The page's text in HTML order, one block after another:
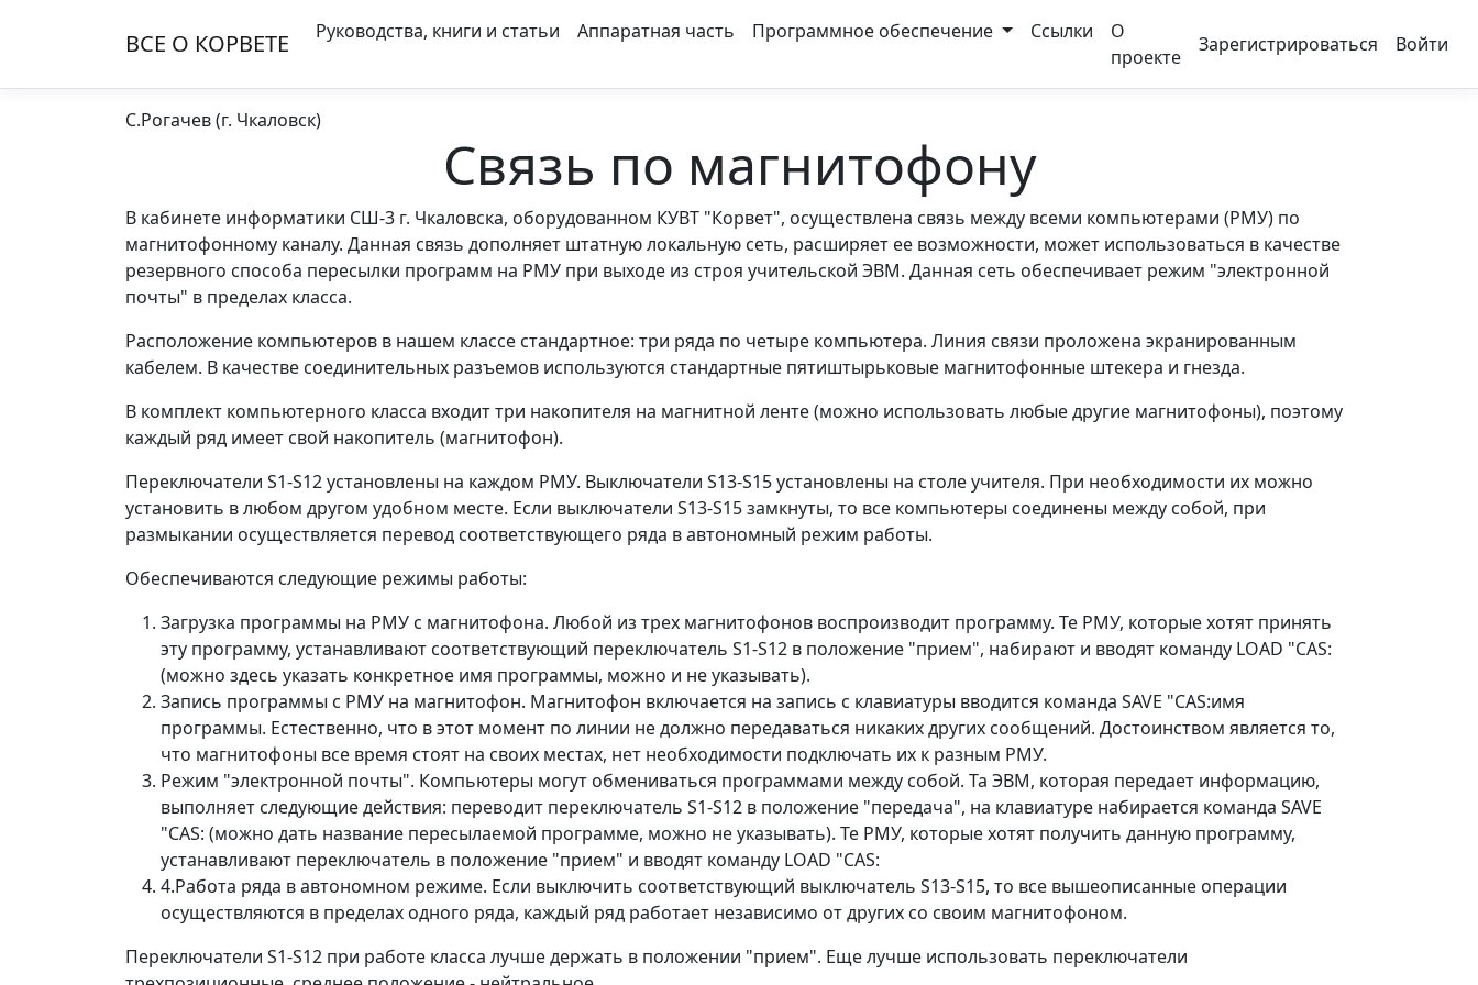
ВСЕ О КОРВЕТE Руководства, книги и статьи Аппаратная часть Программное обеспечение Ссылки
О
проекте
Зарегистрироваться Войти
С.Рогачев (г. Чкаловск)
Связь по магнитофону
В кабинете информатики СШ-3 г. Чкаловска, оборудованном КУВТ "Корвет", осуществлена связь между всеми компьютерами (РМУ) по
магнитофонному каналу. Данная связь дополняет штатную локальную сеть, расширяет ее возможности, может использоваться в качестве
резервного способа пересылки программ на РМУ при выходе из строя учительской ЭВМ. Данная сеть обеспечивает режим "электронной
почты" в пределах класса.
Расположение компьютеров в нашем классе стандартное: три ряда по четыре компьютера. Линия связи проложена экранированным
кабелем. В качестве соединительных разъемов используются стандартные пятиштырьковые магнитофонные штекера и гнезда.
В комплект компьютерного класса входит три накопителя на магнитной ленте (можно использовать любые другие магнитофоны), поэтому
каждый ряд имеет свой накопитель (магнитофон).
Переключатели S1-S12 установлены на каждом РМУ. Выключатели S13-S15 установлены на столе учителя. При необходимости их можно
установить в любом другом удобном месте. Если выключатели S13-S15 замкнуты, то все компьютеры соединены между собой, при
размыкании осуществляется перевод соответствующего ряда в автономный режим работы.
Обеспечиваются следующие режимы работы:
Загрузка программы на РМУ с магнитофона. Любой из трех магнитофонов воспроизводит программу. Те РМУ, которые хотят принять
эту программу, устанавливают соответствующий переключатель S1-S12 в положение "прием", набирают и вводят команду LOAD "CAS:
(можно здесь указать конкретное имя программы, можно и не указывать).
Запись программы с РМУ на магнитофон. Магнитофон включается на запись c клавиатуры вводится команда SAVE "CAS:имя
программы. Естественно, что в этот момент по линии не должно передаваться никаких других сообщений. Достоинством является то,
что магнитофоны все время стоят на своих местах, нет необходимости подключать их к разным РМУ.
Режим "электронной почты". Компьютеры могут обмениваться программами между собой. Та ЭВМ, которая передает информацию,
выполняет следующие действия: переводит переключатель S1-S12 в положение "передача", на клавиатуре набирается команда SAVE
"CAS: (можно дать название пересылаемой программе, можно не указывать). Те РМУ, которые хотят получить данную программу,
устанавливают переключатель в положение "прием" и вводят команду LOAD "CAS:
4.Работа ряда в автономном режиме. Если выключить соответствующий выключатель S13-S15, то все вышеописанные операции
осуществляются в пределах одного ряда, каждый ряд работает независимо от других со своим магнитофоном.
Переключатели S1-S12 при работе класса лучше держать в положении "прием". Еще лучше использовать переключатели